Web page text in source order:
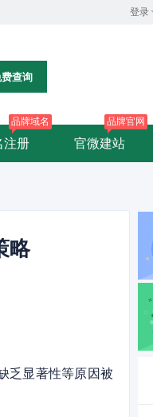
登录
查询
注册
品牌域名
官微建站
品牌官网
略
乏显著性等原因被